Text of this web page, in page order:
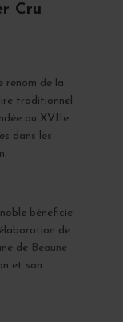
Cru
renom de la
traditionnel
au XVIIe
dans les
bénéficie
de
de Beaune
et son